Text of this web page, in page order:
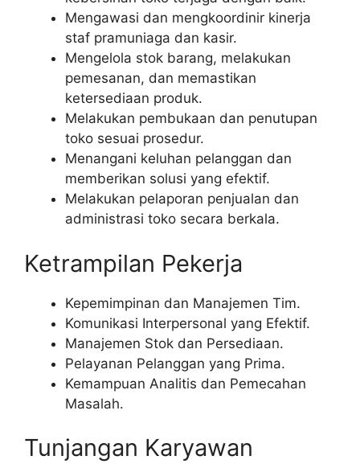
Mengawasi dan mengkoordinir kinerja
staf pramuniaga dan kasir.
Mengelola stok barang, melakukan
pemesanan, dan memastikan
ketersediaan produk.
Melakukan pembukaan dan penutupan
toko sesuai prosedur.
Menangani keluhan pelanggan dan
memberikan solusi yang efektif.
Melakukan pelaporan penjualan dan
administrasi toko secara berkala.
Ketrampilan Pekerja
Kepemimpinan dan Manajemen Tim.
Komunikasi Interpersonal yang Efektif.
Manajemen Stok dan Persediaan.
Pelayanan Pelanggan yang Prima.
Kemampuan Analitis dan Pemecahan
Masalah.
Tunjangan Karyawan